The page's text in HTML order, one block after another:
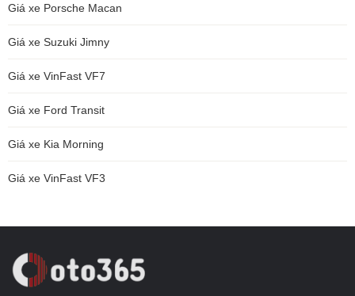
Giá xe Porsche Macan
Giá xe Suzuki Jimny
Giá xe VinFast VF7
Giá xe Ford Transit
Giá xe Kia Morning
Giá xe VinFast VF3